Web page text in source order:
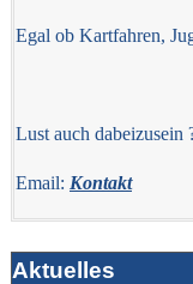
Egal ob Kartfahren,
Lust auch dabeizusein
Email: Kontakt
Aktuelles